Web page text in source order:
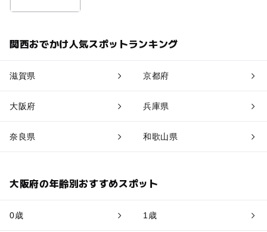
関西おでかけ人気スポットランキング
滋賀県 京都府
大阪府 兵庫県
奈良県 和歌山県
大阪府の年齢別おすすめスポット
0歳 1歳